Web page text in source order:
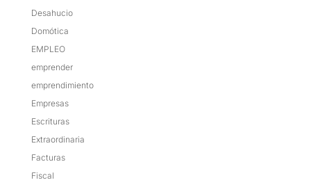
Desahucio
Domótica
EMPLEO
emprender
emprendimiento
Empresas
Escrituras
Extraordinaria
Facturas
Fiscal